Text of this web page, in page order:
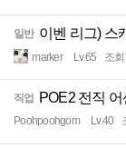
일반 이벤 리그) 스
marker Lv.65 조
직업 POE2 전직
Poohpoohgom Lv.40